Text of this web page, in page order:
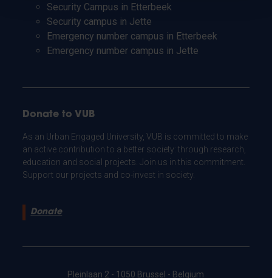
Security Campus in Etterbeek
Security campus in Jette
Emergency number campus in Etterbeek
Emergency number campus in Jette
Donate to VUB
As an Urban Engaged University, VUB is committed to make
an active contribution to a better society: through research,
education and social projects. Join us in this commitment.
Support our projects and co-invest in society.
Donate
Pleinlaan 2 - 1050 Brussel - Belgium